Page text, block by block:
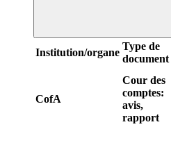
Institution/organe
Type de
document
CofA
Cour des
comptes:
avis,
rapport